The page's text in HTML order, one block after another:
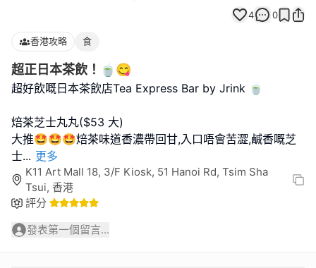
4 0
香港攻略 食
超正日本茶飲！🍵😋
超好飲嘅日本茶飲店Tea Express Bar by Jrink 🍵
焙茶芝士丸丸($53 大)
大推🤩🤩🤩焙茶味道香濃帶回甘,入口唔會苦澀,鹹香嘅芝
士... 更多
K11 Art Mall 18, 3/F Kiosk, 51 Hanoi Rd, Tsim Sha
Tsui, 香港
評分
發表第一個留言...